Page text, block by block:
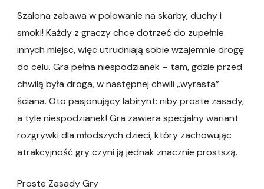
Szalona zabawa w polowanie na skarby, duchy i
smoki! Każdy z graczy chce dotrzeć do zupełnie
innych miejsc, więc utrudniają sobie wzajemnie drogę
do celu. Gra pełna niespodzianek – tam, gdzie przed
chwilą była droga, w następnej chwili „wyrasta”
ściana. Oto pasjonujący labirynt: niby proste zasady,
a tyle niespodzianek! Gra zawiera specjalny wariant
rozgrywki dla młodszych dzieci, który zachowując
atrakcyjność gry czyni ją jednak znacznie prostszą.
Proste Zasady Gry